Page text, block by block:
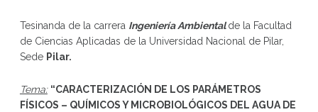
Tesinanda de la carrera Ingeniería Ambiental de la Facultad
de Ciencias Aplicadas de la Universidad Nacional de Pilar,
Sede Pilar.
Tema: “CARACTERIZACIÓN DE LOS PARÁMETROS
FÍSICOS – QUÍMICOS Y MICROBIOLÓGICOS DEL AGUA DE